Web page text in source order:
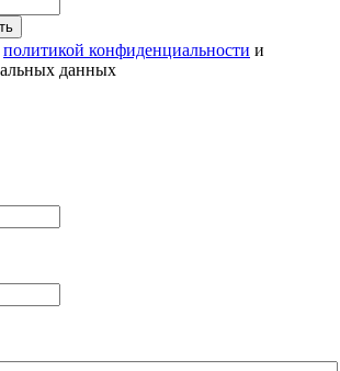
политикой конфиденциальности и
данных